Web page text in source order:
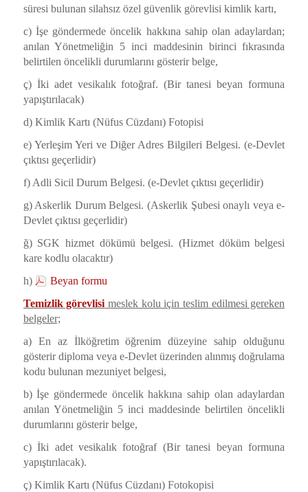
süresi bulunan silahsız özel güvenlik görevlisi kimlik kartı,
c) İşe göndermede öncelik hakkına sahip olan adaylardan;
anılan Yönetmeliğin 5 inci maddesinin birinci fıkrasında
belirtilen öncelikli durumlarını gösterir belge,
ç) İki adet vesikalık fotoğraf. (Bir tanesi beyan formuna
yapıştırılacak)
d) Kimlik Kartı (Nüfus Cüzdanı) Fotopisi
e) Yerleşim Yeri ve Diğer Adres Bilgileri Belgesi. (e-Devlet
çıktısı geçerlidir)
f) Adli Sicil Durum Belgesi. (e-Devlet çıktısı geçerlidir)
g) Askerlik Durum Belgesi. (Askerlik Şubesi onaylı veya e-
Devlet çıktısı geçerlidir)
ğ) SGK hizmet dökümü belgesi. (Hizmet döküm belgesi
kare kodlu olacaktır)
h)
Beyan formu
Temizlik görevlisi meslek kolu için teslim edilmesi gereken
belgeler;
a) En az İlköğretim öğrenim düzeyine sahip olduğunu
gösterir diploma veya e-Devlet üzerinden alınmış doğrulama
kodu bulunan mezuniyet belgesi,
b) İşe göndermede öncelik hakkına sahip olan adaylardan
anılan Yönetmeliğin 5 inci maddesinde belirtilen öncelikli
durumlarını gösterir belge,
c) İki adet vesikalık fotoğraf (Bir tanesi beyan formuna
yapıştırılacak).
ç) Kimlik Kartı (Nüfus Cüzdanı) Fotokopisi